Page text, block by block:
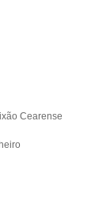
Cearense